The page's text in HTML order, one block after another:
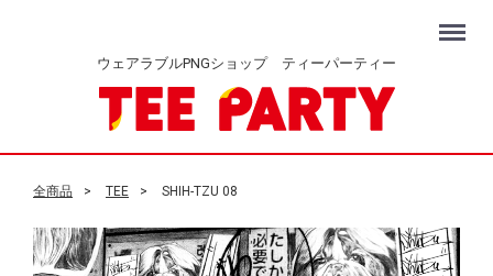
ウェアラブルPNGショップ ティーパーティー
Menu
全商品 TEE SHIH-TZU 08